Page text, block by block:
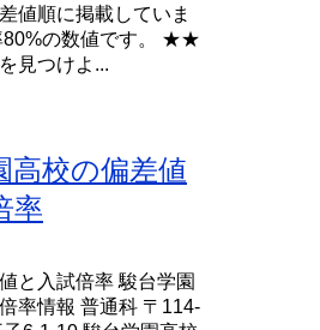
値順に掲載していま
80%の数値です。 ★★
見つけよ...
高校の偏差値
率
と入試倍率 駿台学園
率情報 普通科 〒114-